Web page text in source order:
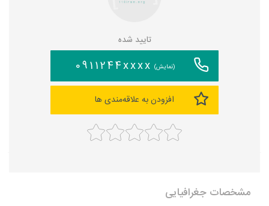
تایید شده
(نمایش) 0911244xxxx
افزودن به علاقه‌مندی ها
مشخصات جغرافیایی